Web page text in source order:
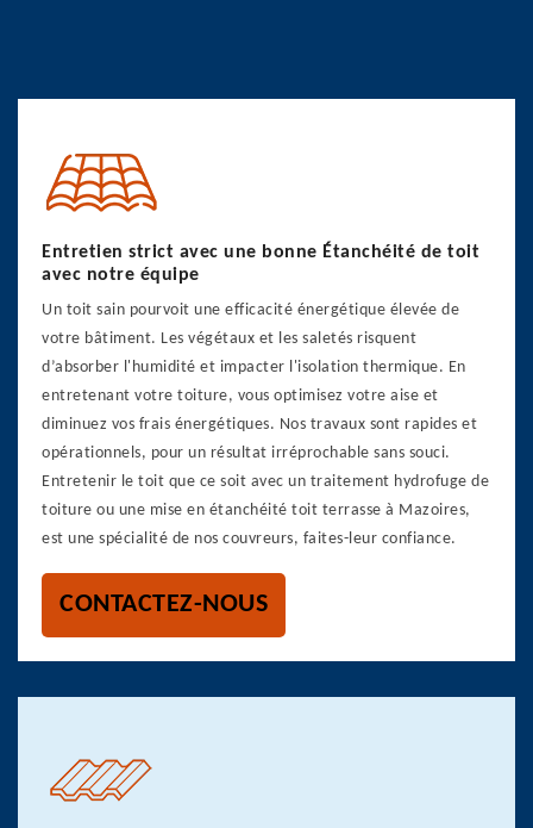
Entretien strict avec une bonne Étanchéité de toit
avec notre équipe
Un toit sain pourvoit une efficacité énergétique élevée de
votre bâtiment. Les végétaux et les saletés risquent
d’absorber l'humidité et impacter l'isolation thermique. En
entretenant votre toiture, vous optimisez votre aise et
diminuez vos frais énergétiques. Nos travaux sont rapides et
opérationnels, pour un résultat irréprochable sans souci.
Entretenir le toit que ce soit avec un traitement hydrofuge de
toiture ou une mise en étanchéité toit terrasse à Mazoires,
est une spécialité de nos couvreurs, faites-leur confiance.
CONTACTEZ-NOUS